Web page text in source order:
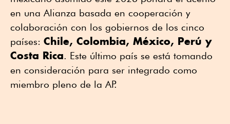
en una Alianza basada en cooperación y
colaboración con los gobiernos de los cinco
países: Chile, Colombia, México, Perú y
Costa Rica. Este último país se está tomando
en consideración para ser integrado como
miembro pleno de la AP.